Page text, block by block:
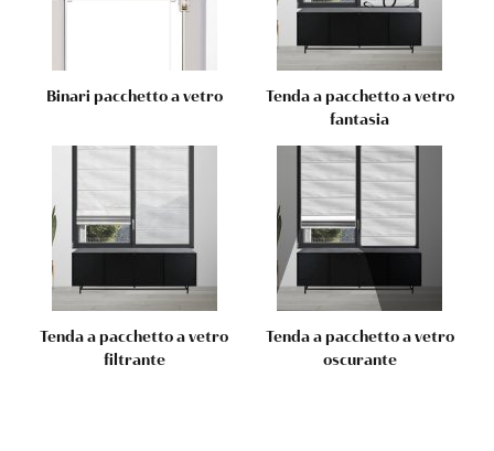
Binari pacchetto a vetro
Tenda a pacchetto a vetro
fantasia
Tenda a pacchetto a vetro
filtrante
Tenda a pacchetto a vetro
oscurante